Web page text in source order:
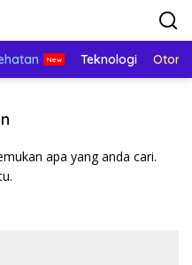
Teknologi
apa yang anda cari.